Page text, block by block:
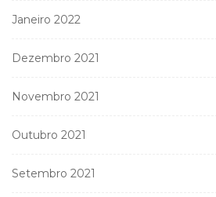
Janeiro 2022
Dezembro 2021
Novembro 2021
Outubro 2021
Setembro 2021